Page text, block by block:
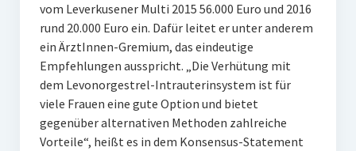
vom Leverkusener Multi 2015 56.000 Euro und 2016
rund 20.000 Euro ein. Dafür leitet er unter anderem
ein ÄrztInnen-Gremium, das eindeutige
Empfehlungen ausspricht. „Die Verhütung mit
dem Levonorgestrel-Intrauterinsystem ist für
viele Frauen eine gute Option und bietet
gegenüber alternativen Methoden zahlreiche
Vorteile“, heißt es in dem Konsensus-Statement